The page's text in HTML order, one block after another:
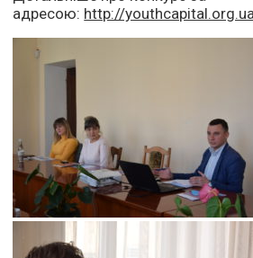
адресою: http://